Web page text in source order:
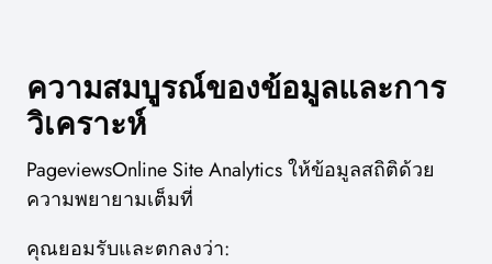
ความสมบูรณ์ของข้อมูลและการ
วิเคราะห์
PageviewsOnline Site Analytics ให้ข้อมูลสถิติด้วย
ความพยายามเต็มที่
คุณยอมรับและตกลงว่า: